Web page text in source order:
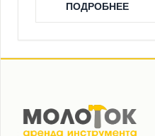
ПОДРОБНЕЕ